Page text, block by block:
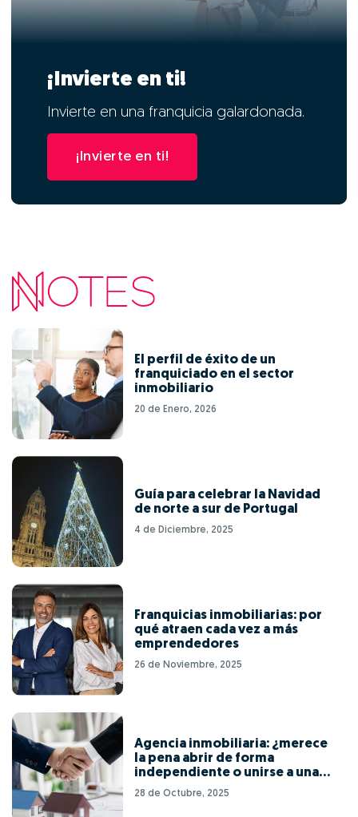
¡Invierte en ti!
Invierte en una franquicia galardonada.
¡Invierte en ti!
El perfil de éxito de un
franquiciado en el sector
inmobiliario
20 de Enero, 2026
Guía para celebrar la Navidad
de norte a sur de Portugal
4 de Diciembre, 2025
Franquicias inmobiliarias: por
qué atraen cada vez a más
emprendedores
26 de Noviembre, 2025
Agencia inmobiliaria: ¿merece
la pena abrir de forma
independiente o unirse a una
red de franquicias?
28 de Octubre, 2025